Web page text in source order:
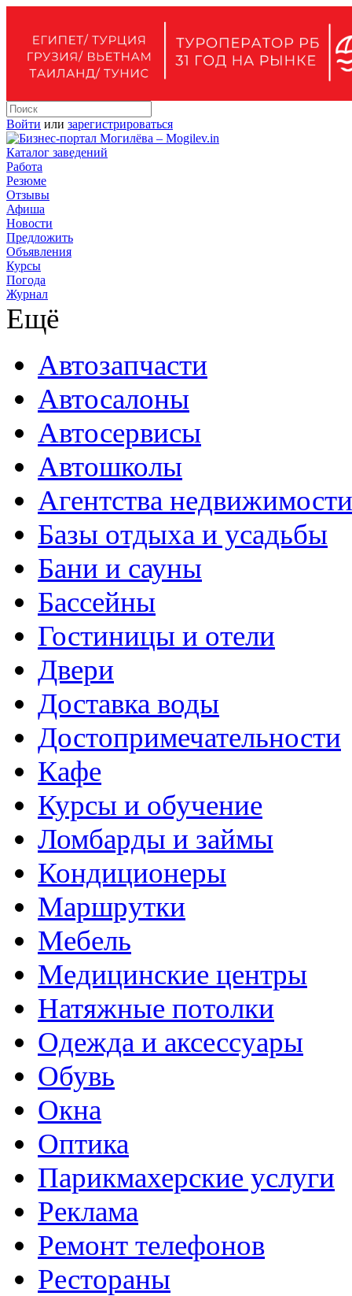
Войти или зарегистрироваться
Каталог заведений
Работа
Резюме
Отзывы
Афиша
Новости
Предложить
Объявления
Курсы
Погода
Журнал
Ещё
Автозапчасти
Автосалоны
Автосервисы
Автошколы
Агентства недвижимости
Базы отдыха и усадьбы
Бани и сауны
Бассейны
Гостиницы и отели
Двери
Доставка воды
Достопримечательности
Кафе
Курсы и обучение
Ломбарды и займы
Кондиционеры
Маршрутки
Мебель
Медицинские центры
Натяжные потолки
Одежда и аксессуары
Обувь
Окна
Оптика
Парикмахерские услуги
Реклама
Ремонт телефонов
Рестораны